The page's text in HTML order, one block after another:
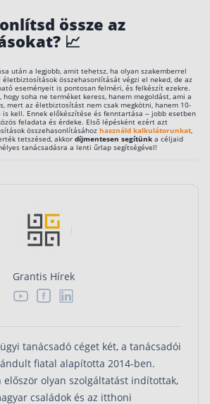
össze az
📈
után a legjobb, amit tehetsz, ha olyan szakemberrel
életbiztosítások összehasonlítását végzi el neked, de az
eseményeit is pontosan felméri, és felkészít ezekre.
hogy soha ne terméket keress, hanem megoldást, ami a
mert az életbiztosítást nem csak megkötni, hanem 10-
kell. Ennek előkészítése és fenntartása – jobb esetben
feladata és érdeke. Első lépésként ezért azt
összehasonlításához használd kalkulátorunkat
tetszésed, akkor díjmentesen segítünk a céljaid
tanácsadásra a lenti űrlap segítségével!
Grantis Hírek
  
tanácsadó céget két, a tanácsadói
fiatal alapította 2014-ben.
először olyan szolgáltatást indítottak,
családok és az itthoni